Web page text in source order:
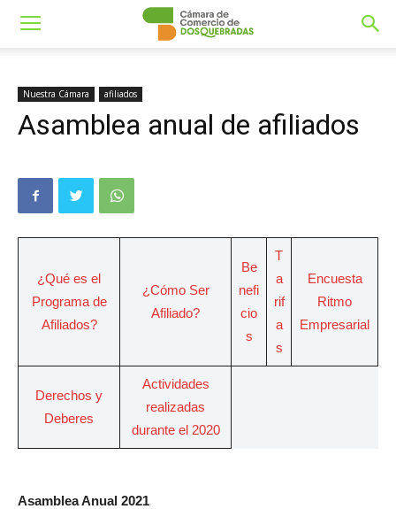
Nuestra Cámara afiliados
Asamblea anual de afiliados
¿Qué es el
Programa de
Afiliados?
¿Cómo Ser
Afiliado?
Be
nefi
cio
s
T
a
rif
a
s
Encuesta
Ritmo
Empresarial
Derechos y
Deberes
Actividades
realizadas
durante el 2020
Asamblea Anual 2021